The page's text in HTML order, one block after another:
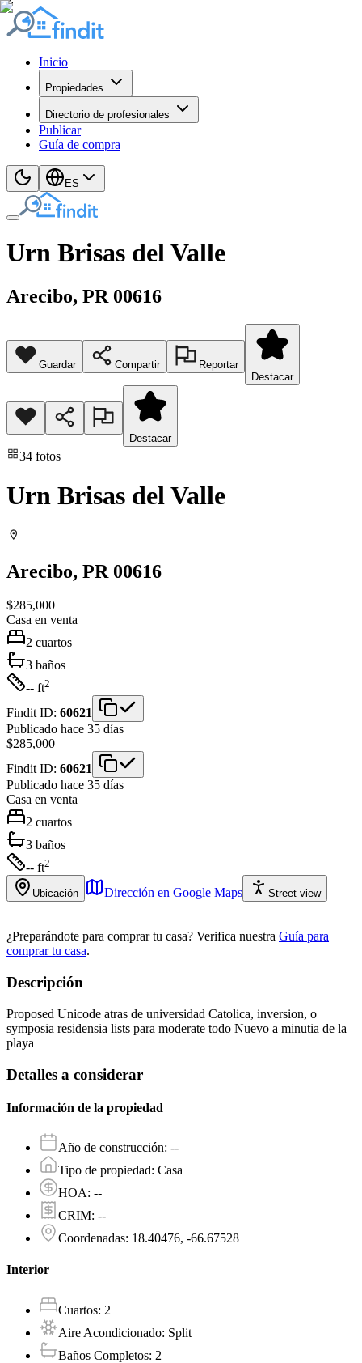
Inicio
Propiedades
Directorio de profesionales
Publicar
Guía de compra
ES
Urn Brisas del Valle
Arecibo, PR 00616
Guardar Compartir
Reportar
Destacar
Destacar
34 fotos
Urn Brisas del Valle
Arecibo, PR 00616
$285,000
Casa en venta
2 cuartos
3 baños
-- ft2
Findit ID: 60621
Publicado hace 35 días
$285,000
Findit ID: 60621
Publicado hace 35 días
Casa en venta
2 cuartos
3 baños
-- ft2
Ubicación Dirección en Google Maps Street view
¿Preparándote para comprar tu casa? Verifica nuestra Guía para
comprar tu casa.
Descripción
Proposed Unicode atras de universidad Catolica, inversion, o
symposia residensia lists para moderate todo Nuevo a minutia de la
playa
Detalles a considerar
Información de la propiedad
Año de construcción: --
Tipo de propiedad: Casa
HOA: --
CRIM: --
Coordenadas: 18.40476, -66.67528
Interior
Cuartos: 2
Aire Acondicionado: Split
Baños Completos: 2